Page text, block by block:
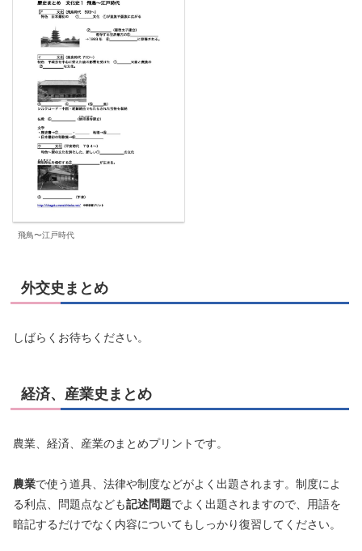
飛鳥〜江戸時代
外交史まとめ
しばらくお待ちください。
経済、産業史まとめ
農業、経済、産業のまとめプリントです。
農業で使う道具、法律や制度などがよく出題されます。制度によ
る利点、問題点なども記述問題でよく出題されますので、用語を
暗記するだけでなく内容についてもしっかり復習してください。